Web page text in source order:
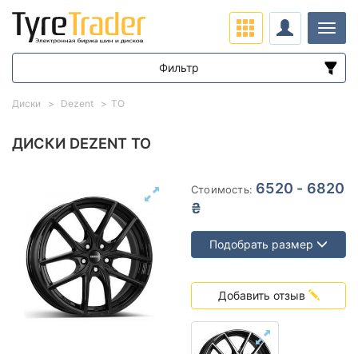
ДИСКИ DEZENT TO
Стоимость: 6520 - 6820
₴
Подобрать размер
Добавить отзыв
Диски Dezent TO
Фильтр
Диапазон цен
Вылет (ET)